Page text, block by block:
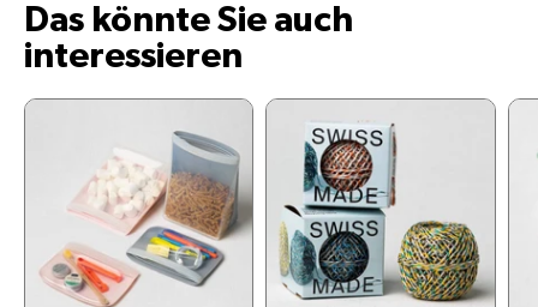
Das könnte Sie auch
interessieren